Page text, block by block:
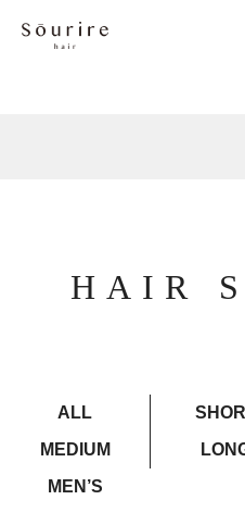
HAIR
ALL
MEDIUM
MEN’S